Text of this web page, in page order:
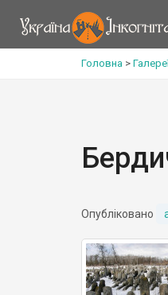
Головна >
Опубліковано